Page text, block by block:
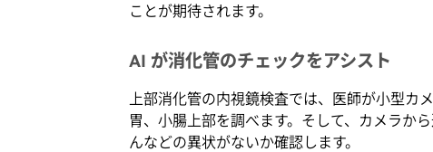
ことが期待されます。
AI が消化管のチェックをアシスト
上部消化管の内視鏡検査では、医師が小型カ
胃、小腸上部を調べます。そして、カメラか
んなどの異状がないか確認します。